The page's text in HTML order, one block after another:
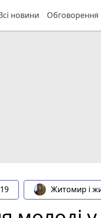
новини Обговорення
Житомир і